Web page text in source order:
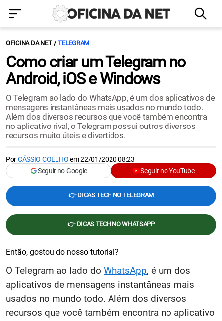
OFICINA DA NET TELEGRAM
Como criar um Telegram no
Android, iOS e Windows
O Telegram ao lado do WhatsApp, é um dos aplicativos de
mensagens instantâneas mais usados no mundo todo.
Além dos diversos recursos que você também encontra
no aplicativo rival, o Telegram possui outros diversos
recursos muito úteis e divertidos.
PorCÁSSIO COELHOem22/01/2020 08:23
Seguir no Google
Seguir no YouTube
👉 DICAS TECH NO TELEGRAM
👉 DICAS TECH NO WHATSAPP
O Telegram ao lado do WhatsApp, é um dos
aplicativos de mensagens instantâneas mais
usados no mundo todo. Além dos diversos
recursos que você também encontra no aplicativo
Então, gostou do nosso tutorial?